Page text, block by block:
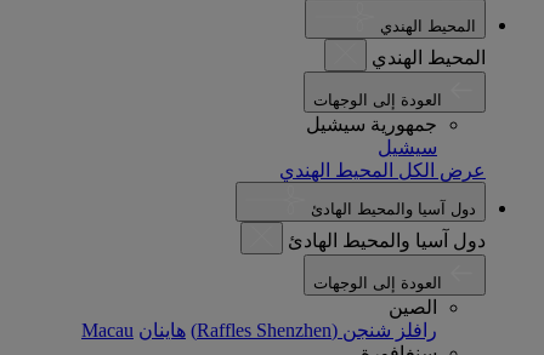
المحيط الهندي
المحيط الهندي
جمهورية سيشيل
سيشيل
عرض الكل المحيط الهندي
دول آسيا والمحيط الهادئ
دول آسيا والمحيط الهادئ
الصين
رافلز شنجن (Raffles Shenzhen)
هاينان Macau